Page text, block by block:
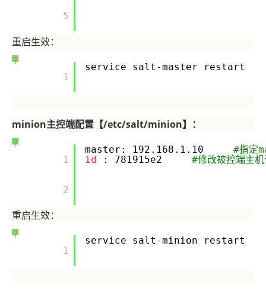
       5
重启生效：
?
       1
service salt-master restart
minion主控端配置【/etc/salt/minion】：
?
       1
       2
master: 192.168.1.10
#指定
id
: 781915e2 #修改被控端主
重启生效：
?
       1
service salt-minion restart